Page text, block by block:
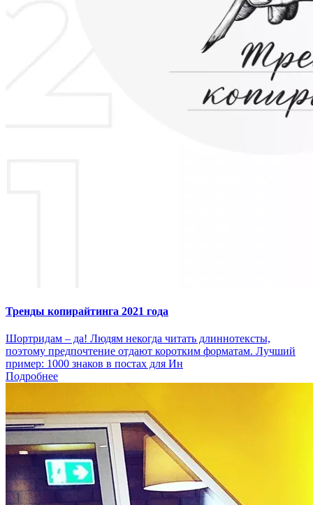
Тренды копирайтинга 2021 года
Шортридам – да! Людям некогда читать длиннотексты,
поэтому предпочтение отдают коротким форматам. Лучший
пример: 1000 знаков в постах для Ин
Подробнее